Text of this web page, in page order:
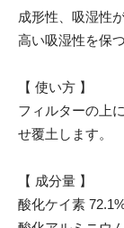
成形性、吸湿性
高い吸湿性を保
【 使い方 】
フィルターの上
せ覆土します。
【 成分量 】
酸化ケイ素